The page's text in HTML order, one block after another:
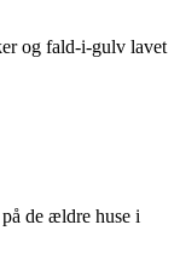
og fald-i-gulv lavet
de ældre huse i